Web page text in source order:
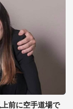
前に空手道場で